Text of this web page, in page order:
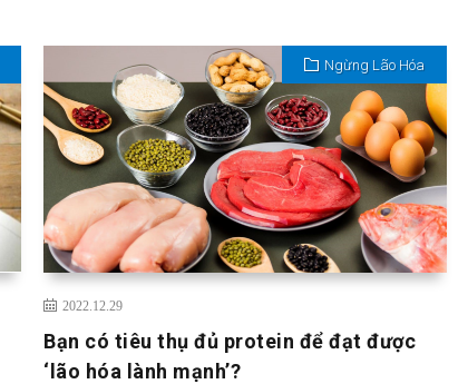
Ngừng Lão Hóa
2022.12.29
Bạn có tiêu thụ đủ protein để đạt được
‘lão hóa lành mạnh’?